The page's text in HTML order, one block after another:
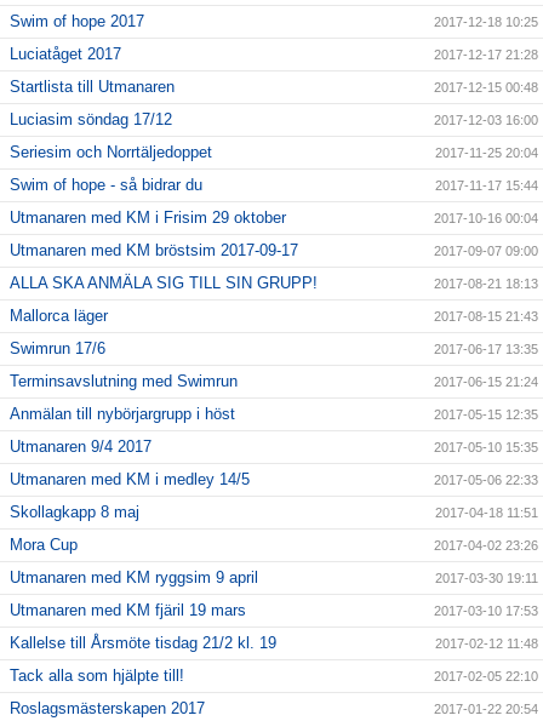
Swim of hope 2017 2017-12-18 10:25
Luciatåget 2017 2017-12-17 21:28
Startlista till Utmanaren 2017-12-15 00:48
Luciasim söndag 17/12 2017-12-03 16:00
Seriesim och Norrtäljedoppet 2017-11-25 20:04
Swim of hope - så bidrar du 2017-11-17 15:44
Utmanaren med KM i Frisim 29 oktober 2017-10-16 00:04
Utmanaren med KM bröstsim 2017-09-17 2017-09-07 09:00
ALLA SKA ANMÄLA SIG TILL SIN GRUPP! 2017-08-21 18:13
Mallorca läger 2017-08-15 21:43
Swimrun 17/6 2017-06-17 13:35
Terminsavslutning med Swimrun 2017-06-15 21:24
Anmälan till nybörjargrupp i höst 2017-05-15 12:35
Utmanaren 9/4 2017 2017-05-10 15:35
Utmanaren med KM i medley 14/5 2017-05-06 22:33
Skollagkapp 8 maj 2017-04-18 11:51
Mora Cup 2017-04-02 23:26
Utmanaren med KM ryggsim 9 april 2017-03-30 19:11
Utmanaren med KM fjäril 19 mars 2017-03-10 17:53
Kallelse till Årsmöte tisdag 21/2 kl. 19 2017-02-12 11:48
Tack alla som hjälpte till! 2017-02-05 22:10
Roslagsmästerskapen 2017 2017-01-22 20:54